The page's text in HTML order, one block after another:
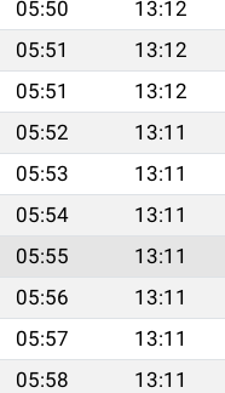
05:50 13:12
05:51 13:12
05:51 13:12
05:52 13:11
05:53 13:11
05:54 13:11
05:55 13:11
05:56 13:11
05:57 13:11
05:58 13:11